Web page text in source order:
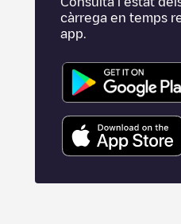
càrrega en temps
app.